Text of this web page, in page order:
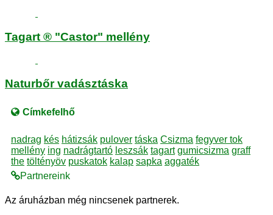
Tagart ® "Castor" mellény
Naturbőr vadásztáska
Címkefelhő
nadrag kés hátizsák pulover táska Csizma fegyver tok
mellény ing nadrágtartó leszsák tagart gumicsizma graff
the töltényöv puskatok kalap sapka aggaték
Partnereink
Az áruházban még nincsenek partnerek.